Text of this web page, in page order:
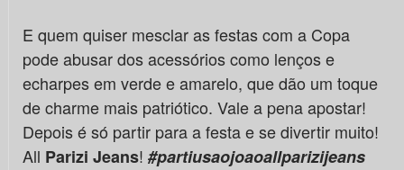
E quem quiser mesclar as festas com a Copa
pode abusar dos acessórios como lenços e
echarpes em verde e amarelo, que dão um toque
de charme mais patriótico. Vale a pena apostar!
Depois é só partir para a festa e se divertir muito!
All Parizi Jeans! #partiusaojoaoallparizijeans